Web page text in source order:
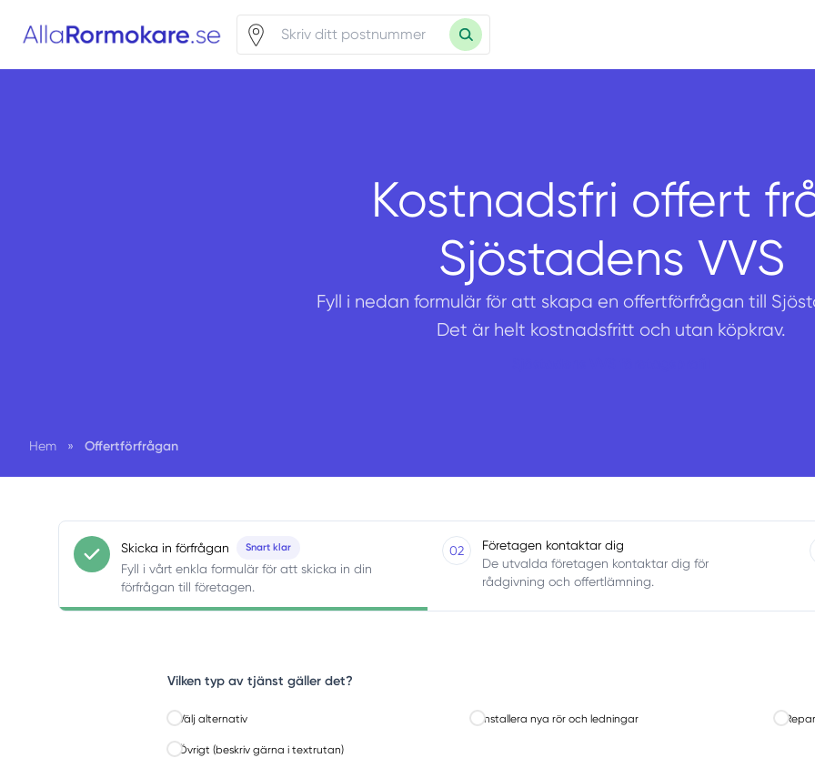
Kostnadsfri offert
Sjöstadens VVS
Fyll i nedan formulär för att skapa en offertförfrågan till
Det är helt kostnadsfritt och utan köpkrav.
Hem » Offertförfrågan
Skicka in förfrågan Snart klar
Fyll i vårt enkla formulär för att skicka in din
förfrågan till företagen.
02
Företagen kontaktar dig
De utvalda företagen kontaktar dig för
rådgivning och offertlämning.
Vilken typ av tjänst gäller det?
Välj alternativ Installera nya rör och ledningar
Övrigt (beskriv gärna i textrutan)